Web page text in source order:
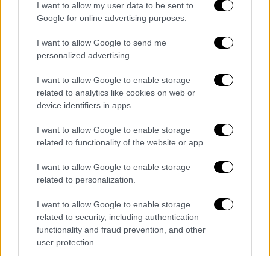
I want to allow my user data to be sent to
Google for online advertising purposes.
I want to allow Google to send me
personalized advertising.
I want to allow Google to enable storage
related to analytics like cookies on web or
device identifiers in apps.
I want to allow Google to enable storage
related to functionality of the website or app.
I want to allow Google to enable storage
related to personalization.
I want to allow Google to enable storage
related to security, including authentication
functionality and fraud prevention, and other
user protection.
Εσωκομματική κόντρα με... μπηχτές
μεταξύ Μπακογιάννη και Κικίλια για την
ΕΔΕ στον Λιμενάρχη Χανίων
«Η εξουσία ασκείται με ανθρωπιά όχι
αλαζονικά» το μήνυμα της Μπακογιάννη -
«Έχουμε κράτος δικαίου, όχι καφενείο
φίλων και γνωστών» η απάντηση Κικίλια